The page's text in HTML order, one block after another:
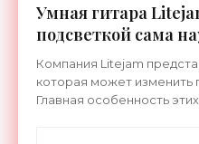
Умная гитара
подсветкой сама
«Гаджеты»
Компания Litejam
которая может изменить
Главная особенность